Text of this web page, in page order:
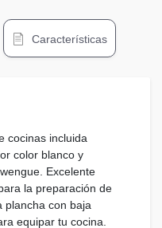
Características
cocinas incluida
color blanco y
Excelente
la preparación de
plancha con baja
equipar tu cocina.